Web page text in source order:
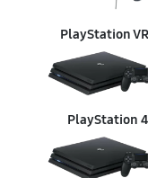
PlayStation
PlayStation 4